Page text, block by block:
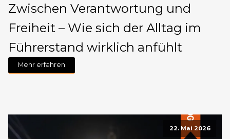
Zwischen Verantwortung und
Freiheit – Wie sich der Alltag im
Führerstand wirklich anfühlt
Mehr erfahren
22. Mai 2026